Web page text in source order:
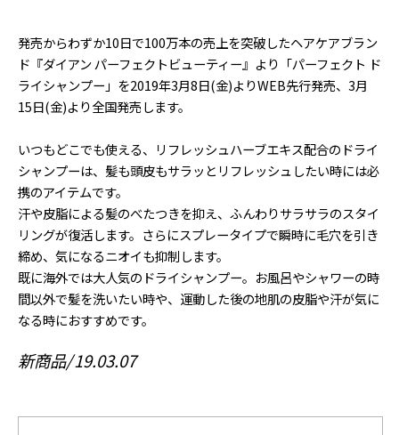
発売からわずか10日で100万本の売上を突破したヘアケアブラン
ド『ダイアン パーフェクトビューティー』より「パーフェクト ド
ライシャンプー」を2019年3月8日(金)よりWEB先行発売、3月
15日(金)より全国発売します。
いつもどこでも使える、リフレッシュハーブエキス配合のドライ
シャンプーは、髪も頭皮もサラッとリフレッシュしたい時には必
携のアイテムです。
汗や皮脂による髪のべたつきを抑え、ふんわりサラサラのスタイ
リングが復活します。さらにスプレータイプで瞬時に毛穴を引き
締め、気になるニオイも抑制します。
既に海外では大人気のドライシャンプー。お風呂やシャワーの時
間以外で髪を洗いたい時や、運動した後の地肌の皮脂や汗が気に
なる時におすすめです。
新商品 19.03.07